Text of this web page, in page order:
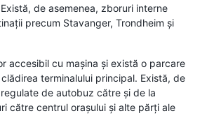
de asemenea, zboruri interne
precum Stavanger, Trondheim și
accesibil cu mașina și există o parcare
terminalului principal. Există, de
de autobuz către și de la
către centrul orașului și alte părți ale